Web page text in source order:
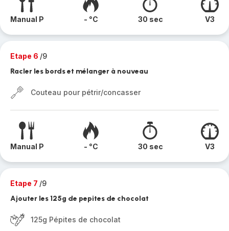
Manual P - °C 30 sec V3
Etape 6 /9
Racler les bords et mélanger à nouveau
Couteau pour pétrir/concasser
Manual P - °C 30 sec V3
Etape 7 /9
Ajouter les 125g de pepites de chocolat
125g Pépites de chocolat